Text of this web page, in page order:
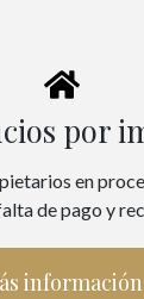
por
en
de pago y
información